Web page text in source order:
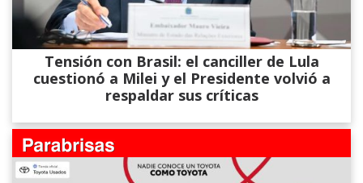
Tensión con Brasil: el canciller de Lula
cuestionó a Milei y el Presidente volvió a
respaldar sus críticas